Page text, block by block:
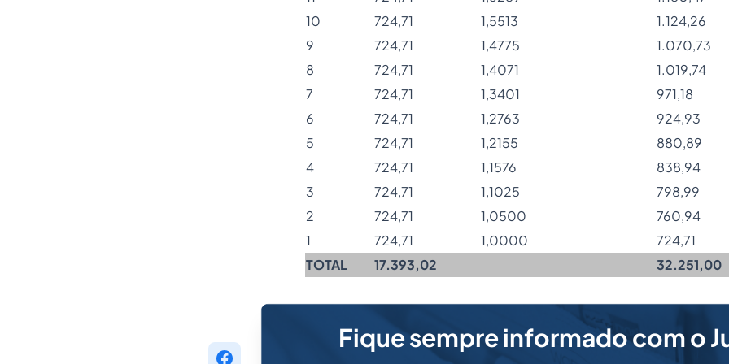
10
724,71 1,5513
1.124,26
9
724,71 1,4775
1.070,73
8
724,71 1,4071
1.019,74
7
724,71 1,3401
971,18
6
724,71 1,2763
924,93
5
724,71 1,2155
880,89
4
724,71 1,1576
838,94
3
724,71 1,1025
798,99
2
724,71 1,0500
760,94
1
724,71 1,0000
724,71
TOTAL
17.393,02 32.251,00
Fique sempre informado com o